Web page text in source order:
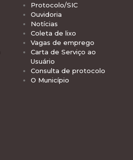
Protocolo/SIC
Ouvidoria
Notícias
Coleta de lixo
Vagas de emprego
Carta de Serviço ao
Usuário
Consulta de protocolo
O Município